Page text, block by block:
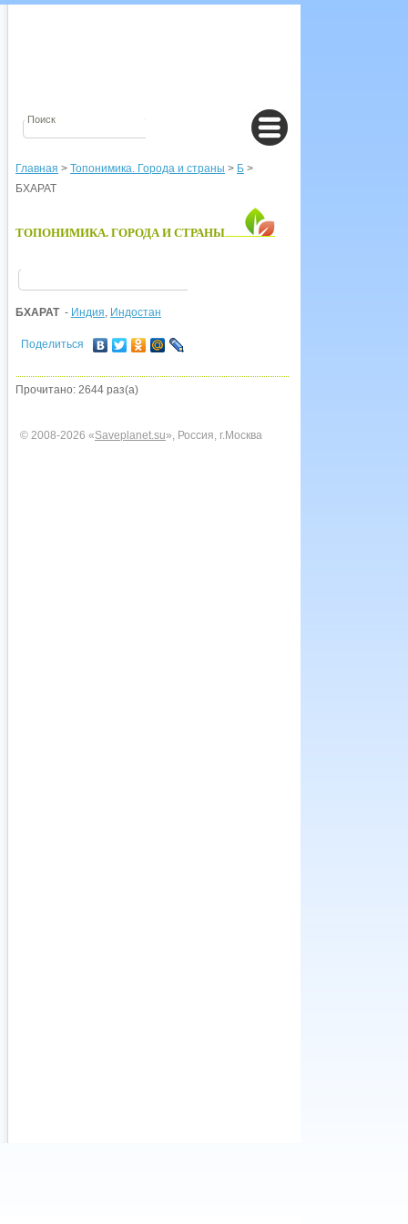
Главная > Топонимика. Города и страны > Б >
БХАРАТ
ТОПОНИМИКА. ГОРОДА И СТРАНЫ
БХАРАТ - Индия, Индостан
Поделиться
Прочитано: 2644 раз(а)
© 2008-2026 «Saveplanet.su», Россия, г.Москва